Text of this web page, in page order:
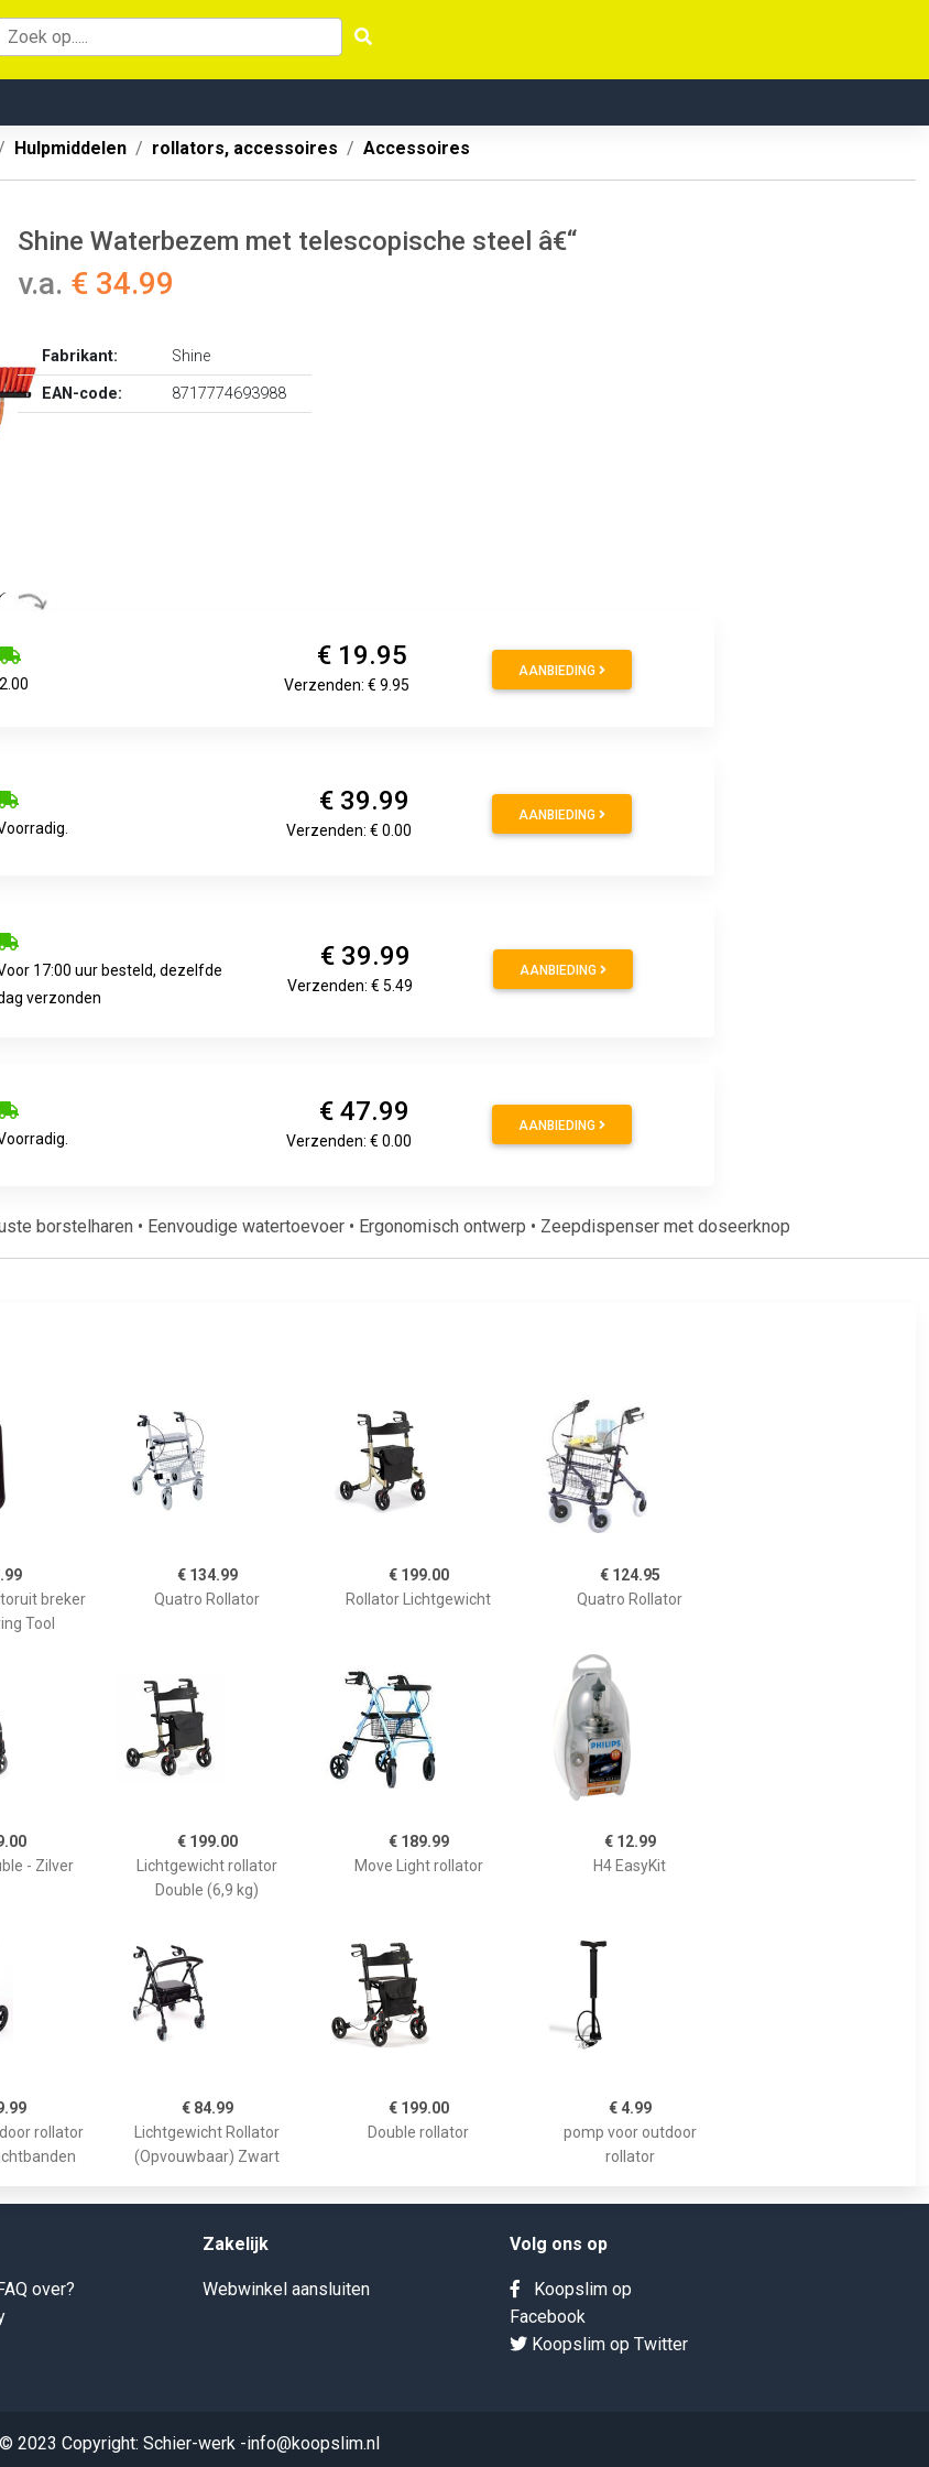
Hulpmiddelen rollators, accessoires Accessoires
Shine Waterbezem met telescopische steel â€“
v.a. € 34.99
Fabrikant:
Shine
EAN-code:
8717774693988
2.00
€ 19.95
Verzenden: € 9.95
AANBIEDING
€ 39.99
Verzenden: € 0.00
AANBIEDING
17:00 uur besteld, dezelfde
verzonden
€ 39.99
Verzenden: € 5.49
AANBIEDING
€ 47.99
Verzenden: € 0.00
AANBIEDING
borstelharen • Eenvoudige watertoevoer • Ergonomisch ontwerp • Zeepdispenser met doseerknop
breker
Tool
€ 134.99
Quatro Rollator
€ 199.00
Rollator Lichtgewicht
€ 124.95
Quatro Rollator
- Zilver
€ 199.00
Lichtgewicht rollator
Double (6,9 kg)
€ 189.99
Move Light rollator
€ 12.99
H4 EasyKit
rollator
€ 84.99
Lichtgewicht Rollator
(Opvouwbaar) Zwart
€ 199.00
Double rollator
€ 4.99
pomp voor outdoor
rollator
over?
Zakelijk
Webwinkel aansluiten
Volg ons op
Koopslim op
Facebook
Koopslim op Twitter
© 2023 Copyright: Schier-werk -info@koopslim.nl